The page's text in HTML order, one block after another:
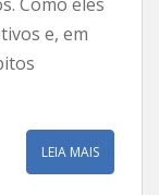
e, em
LEIA MAIS